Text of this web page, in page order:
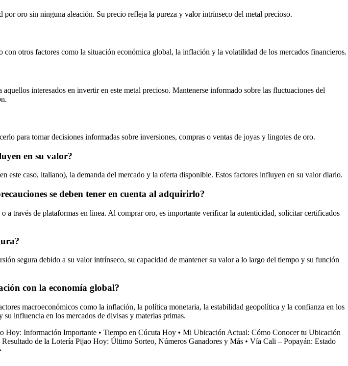
oro sin ninguna aleación. Su precio refleja la pureza y valor intrínseco del metal precioso.
otros factores como la situación económica global, la inflación y la volatilidad de los mercados financieros.
interesados en invertir en este metal precioso. Mantenerse informado sobre las fluctuaciones del
para tomar decisiones informadas sobre inversiones, compras o ventas de joyas y lingotes de oro.
en su valor?
caso, italiano), la demanda del mercado y la oferta disponible. Estos factores influyen en su valor diario.
se deben tener en cuenta al adquirirlo?
a través de plataformas en línea. Al comprar oro, es importante verificar la autenticidad, solicitar certificados
segura debido a su valor intrínseco, su capacidad de mantener su valor a lo largo del tiempo y su función
con la economía global?
macroeconómicos como la inflación, la política monetaria, la estabilidad geopolítica y la confianza en los
influencia en los mercados de divisas y materias primas.
Hoy: Información Importante • Tiempo en Cúcuta Hoy • Mi Ubicación Actual: Cómo Conocer tu Ubicación
Resultado de la Lotería Pijao Hoy: Último Sorteo, Números Ganadores y Más • Vía Cali – Popayán: Estado